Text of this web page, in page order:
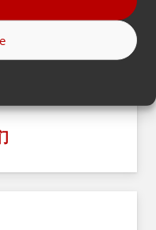
作日上午 8:00 至下午